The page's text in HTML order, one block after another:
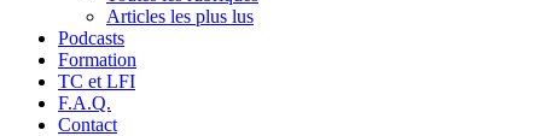
Articles les plus lus
Podcasts
Formation
TC et LFI
F.A.Q.
Contact